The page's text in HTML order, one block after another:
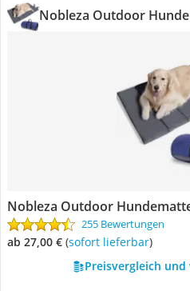
Nobleza Outdoor
Nobleza Outdoor
255 Bewertungen
ab 27,00 € ( Sofort lieferbar)
Preisvergleich